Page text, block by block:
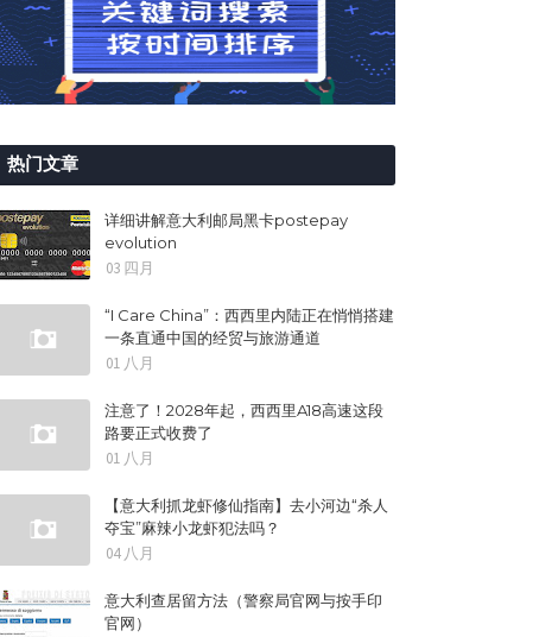
热门文章
详细讲解意大利邮局黑卡postepay
evolution
03 四月
“I Care China”：西西里内陆正在悄悄搭建
一条直通中国的经贸与旅游通道
01 八月
注意了！2028年起，西西里A18高速这段
路要正式收费了
01 八月
【意大利抓龙虾修仙指南】去小河边“杀人
夺宝”麻辣小龙虾犯法吗？
04 八月
意大利查居留方法（警察局官网与按手印
官网）